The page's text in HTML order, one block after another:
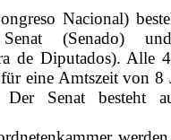
Nacional)
(Senado)
de Diputados). Alle
eine Amtszeit von 8
Senat besteht